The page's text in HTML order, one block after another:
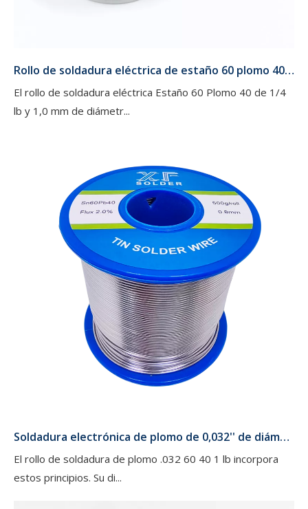
Rollo de soldadura eléctrica de estaño 60 plomo 40 de 1/4 libra y 1,0 mm de diámetro para producción de hardware eléctrico
El rollo de soldadura eléctrica Estaño 60 Plomo 40 de 1/4
lb y 1,0 mm de diámetr...
Soldadura electrónica de plomo de 0,032'' de diámetro 60/40 1 lb/rollo para circuito
El rollo de soldadura de plomo .032 60 40 1 lb incorpora
estos principios. Su di...